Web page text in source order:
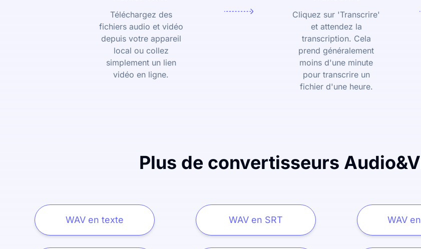
Téléchargez des
fichiers audio et vidéo
depuis votre appareil
local ou collez
simplement un lien
vidéo en ligne.
Cliquez sur 'Transcrire'
et attendez la
transcription. Cela
prend généralement
moins d'une minute
pour transcrire un
fichier d'une heure.
Plus de convertisseurs
WAV en texte WAV en SRT WAV